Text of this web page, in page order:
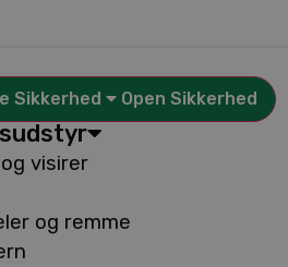
Sikkerhed Open Sikkerhed
visirer
og remme